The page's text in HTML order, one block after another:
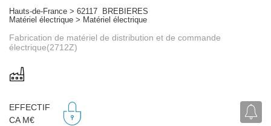
Hauts-de-France > 62117 BREBIERES
Matériel électrique > Matériel électrique
Fabrication de matériel de distribution et de commande
électrique(2712Z)
EFFECTIF
CA M€